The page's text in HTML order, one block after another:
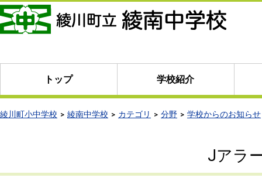
本
文
へ
動
トップ 学校紹介
綾川町小中学校 綾南中学校 カテゴリ 分野 学校からのお知らせ
Jアラ